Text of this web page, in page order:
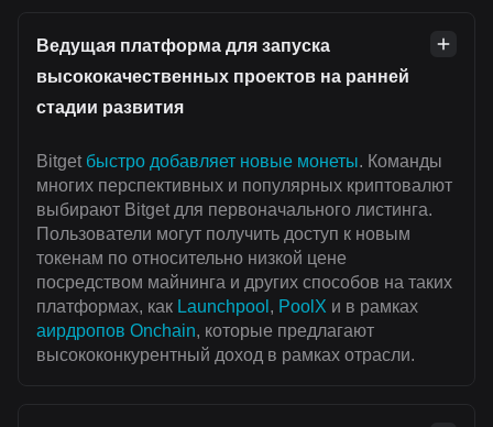
Ведущая платформа для запуска
высококачественных проектов на ранней
стадии развития
Bitget быстро добавляет новые монеты. Команды
многих перспективных и популярных криптовалют
выбирают Bitget для первоначального листинга.
Пользователи могут получить доступ к новым
токенам по относительно низкой цене
посредством майнинга и других способов на таких
платформах, как Launchpool , PoolX и в рамках
аирдропов Onchain, которые предлагают
высококонкурентный доход в рамках отрасли.